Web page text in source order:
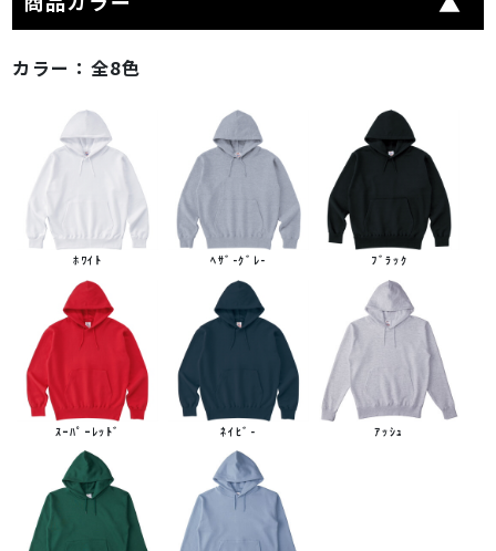
カラー： 全8色
ﾎﾜｲﾄ ﾍｻﾞ-ｸﾞﾚ- ﾌﾞﾗｯｸ
ｽｰﾊﾟｰﾚｯﾄﾞ ﾈｲﾋﾞ- ｱｯｼｭ